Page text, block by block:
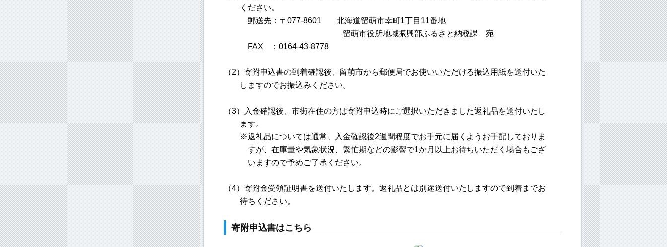
ください。
郵送先：〒077-8601 北海道留萌市幸町1丁目11番地
留萌市役所地域振興部ふるさと納税課 宛
FAX ：0164-43-8778
（2）寄附申込書の到着確認後、留萌市から郵便局でお使いいただける振込用紙を送付いた
しますのでお振込みください。
（3）入金確認後、市街在住の方は寄附申込時にご選択いただきました返礼品を送付いたし
ます。
※返礼品については通常、入金確認後2週間程度でお手元に届くようお手配しておりま
すが、在庫量や気象状況、繁忙期などの影響で1か月以上お待ちいただく場合もござ
いますので予めご了承ください。
（4）寄附金受領証明書を送付いたします。返礼品とは別途送付いたしますので到着までお
待ちください。
寄附申込書はこちら